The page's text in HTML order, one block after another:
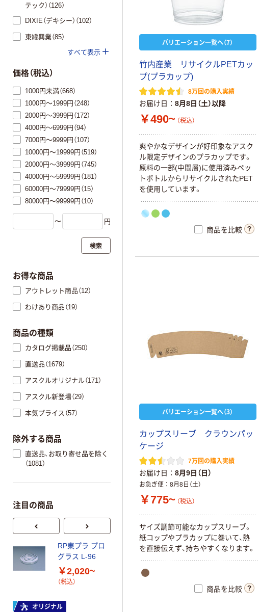
バリエーション一覧へ（7）
竹内産業 リサイクルPETカッ
プ(プラカップ)
8万回の購入実績
お届け日 8月8日（土）以降
￥490~ （税込）
爽やかなデザインが好印象なアスク
ル限定デザインのプラカップです。
原料の一部(中間層)に使用済みペッ
トボトルからリサイクルされたPET
を使用しています。
商品を比較
バリエーション一覧へ（3）
カップスリーブ クラウンパッ
ケージ
7万回の購入実績
お届け日 8月9日（日）
お急ぎ便 8月8日（土）
￥775~ （税込）
サイズ調節可能なカップスリーブ。
紙コップやプラカップに巻いて、熱
を直接伝えず、持ちやすくなります。
商品を比較
テック）（126）
DIXIE（デキシー）（102）
東罐興業（85）
すべて表示
価格（税込）
1000円未満（668）
1000円～1999円（248）
2000円～3999円（172）
4000円～6999円（94）
7000円～9999円（107）
10000円～19999円（519）
20000円～39999円（745）
40000円～59999円（181）
60000円～79999円（15）
80000円～99999円（10）
〜 円
検索
お得な商品
アウトレット商品（12）
わけあり商品（19）
商品の種類
カタログ掲載品（250）
直送品（1679）
アスクルオリジナル（171）
アスクル新登場（29）
本気プライス（57）
除外する商品
直送品、お取り寄せ品を除く
（1081）
注目の商品
RP東プラ プロ
グラス L-96
￥2,020~
（税込）
オリジナル
日本デキシー 紙
アソート）